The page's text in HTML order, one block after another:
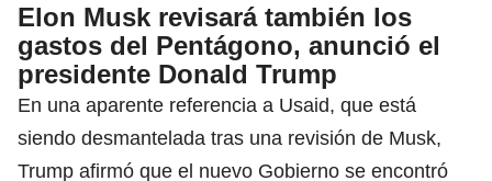
Elon Musk revisará también los
gastos del Pentágono, anunció el
presidente Donald Trump
En una aparente referencia a Usaid, que está
siendo desmantelada tras una revisión de Musk,
Trump afirmó que el nuevo Gobierno se encontró